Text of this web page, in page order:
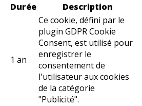
Durée Description
1 an
Ce cookie, défini par le
plugin GDPR Cookie
Consent, est utilisé pour
enregistrer le
consentement de
l'utilisateur aux cookies
de la catégorie
"Publicité".